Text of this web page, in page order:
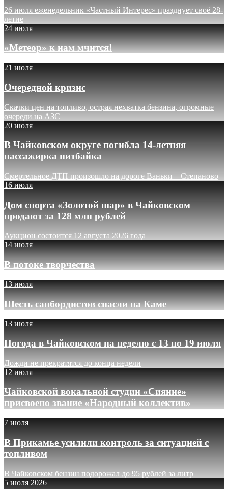
26 июля еженедельник «Частный Интерес» празднует своё 28-
летие
24 июля
«Метеор» к нам мчится!
21 июля
Очередной кризис
Скачки цен на топливо, острая нехватка бензина, огромные
очереди на АЗС
20 июля
В Чайковском округе погибла 14-летняя
пассажирка питбайка
Смертельное ДТП произошло на дороге Ваньки – Степаново
16 июля
Дом спорта «Золотой шар» в Чайковском
продают за 128 млн рублей
Аукцион состоится 12 августа 2026 года
14 июля
В потоке творчества
13 июля
Шесть сапбордистов спасли на Каме
13 июля
Погода в Чайковском на неделю с 13 по 19 июля
Дожди не прекратятся до конца недели
12 июля
Чайковской вокальной студии «Сияние»
присвоено звание «Народный коллектив»
7 июля
В Прикамье усилили контроль за ситуацией с
топливом
В Чайковском бензин подорожал до 95 рублей за литр
5 июля 2026